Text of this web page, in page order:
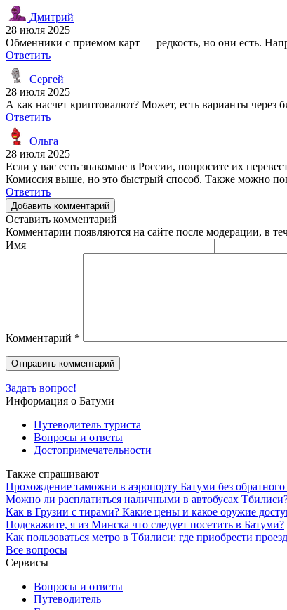
Дмитрий
28 июля 2025
Обменники с приемом карт — редкость, но они есть.
Ответить
Сергей
28 июля 2025
А как насчет криптовалют? Может, есть варианты через
Ответить
Ольга
28 июля 2025
Если у вас есть знакомые в России, попросите их
Комиссия выше, но это быстрый способ. Также можно
Ответить
Добавить комментарий
Оставить комментарий
Комментарии появляются на сайте после модерации, в
Имя
Комментарий *
Задать вопрос!
Информация о Батуми
Путеводитель туриста
Вопросы и ответы
Достопримечательности
Также спрашивают
Прохождение таможни в аэропорту Батуми без
Можно ли расплатиться наличными в автобусах
Как в Грузии с тирами? Какие цены и какое оружие
Подскажите, я из Минска что следует посетить в Батуми?
Как пользоваться метро в Тбилиси: где приобрести
Все вопросы
Сервисы
Вопросы и ответы
Путеводитель